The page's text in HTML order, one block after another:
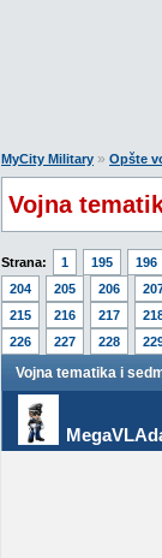
MyCity Military » Opšte
Vojna
Strana: 1 195 196
204
205 206
215
216 217
226
227 228
Vojna tematika i